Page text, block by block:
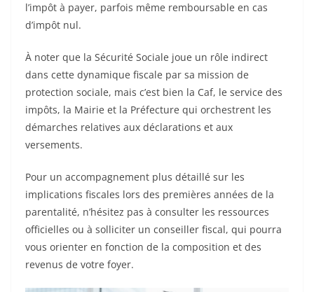
l’impôt à payer, parfois même remboursable en cas
d’impôt nul.
À noter que la Sécurité Sociale joue un rôle indirect
dans cette dynamique fiscale par sa mission de
protection sociale, mais c’est bien la Caf, le service des
impôts, la Mairie et la Préfecture qui orchestrent les
démarches relatives aux déclarations et aux
versements.
Pour un accompagnement plus détaillé sur les
implications fiscales lors des premières années de la
parentalité, n’hésitez pas à consulter les ressources
officielles ou à solliciter un conseiller fiscal, qui pourra
vous orienter en fonction de la composition et des
revenus de votre foyer.